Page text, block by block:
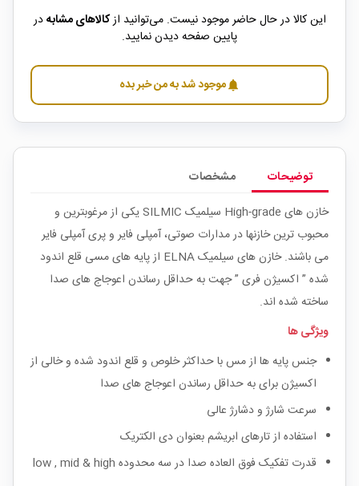
این کالا در حال حاضر موجود نیست. می‌توانید ازکالاهای مشابهدر
پایین صفحه دیدن نمایید.
notificationsموجود شد به من خبر بده
توضیحات
مشخصات
خازن های High-grade سیلمیک SILMIC یکی از مرغوبترین و
محبوب ترین خازنها در مدارات صوتی، آمپلی فایر و پری آمپلی فایر
می باشند. خازن های سیلمیک ELNA از پایه های مسی قلع اندود
شده ” اکسیژن فری ” جهت به حداقل رساندن اعوجاج های صدا
ساخته شده اند.
ویژگی ها
جنس پایه ها از مس با حداکثر خلوص و قلع اندود شده و خالی از
اکسیژن برای به حداقل رساندن اعوجاج های صدا
سرعت شارژ و دشارژ عالی
استفاده از تارهای ابریشم بعنوان دی الکتریک
قدرت تفکیک فوق العاده صدا در سه محدوده low , mid & high